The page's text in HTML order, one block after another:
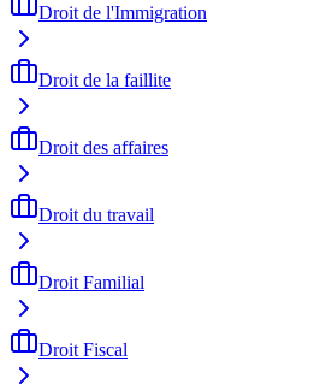
Droit de l'Immigration
Droit de la faillite
Droit des affaires
Droit du travail
Droit Familial
Droit Fiscal